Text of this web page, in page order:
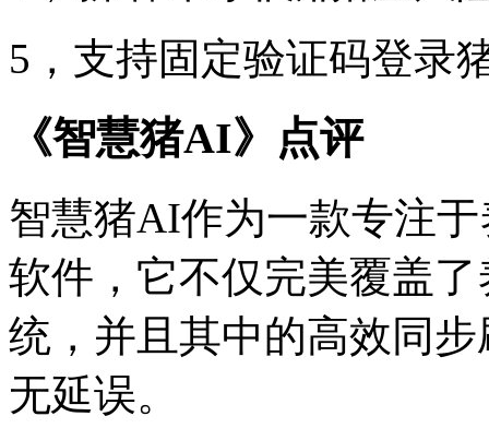
5，支持固定验证码登录
《智慧猪AI》点评
智慧猪AI作为一款专注
软件，它不仅完美覆盖
统，并且其中的高效同
无延误。